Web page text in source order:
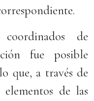
de
fue posible
que, a través de
de las